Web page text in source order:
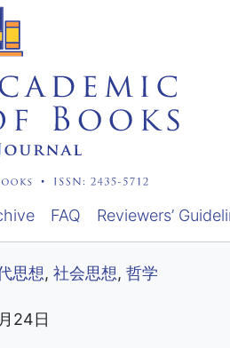
FAQ Reviewers’
思想, 社会思想, 哲学
24日